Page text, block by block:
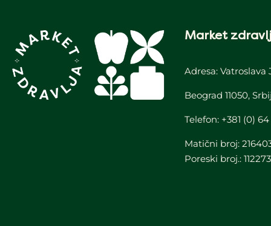
Market
Adresa: Vatroslava
Beograd 11050,
Telefon: +381 (0) 64
Matični broj:
Poreski broj.: